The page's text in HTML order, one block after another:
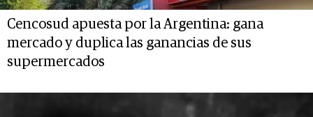
Cencosud apuesta por la Argentina: gana
mercado y duplica las ganancias de sus
supermercados